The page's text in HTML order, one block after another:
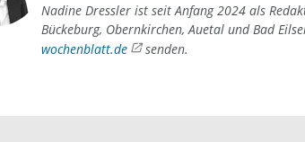
Nadine Dressler ist seit Anfang 2024 als
Bückeburg, Obernkirchen, Auetal und Bad
wochenblatt.de
senden.